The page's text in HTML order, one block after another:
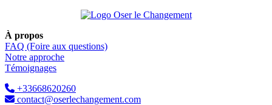
À propos
FAQ (Foire aux questions)
Notre approche
Témoignages
+33668620260
contact@oserlechangement.com